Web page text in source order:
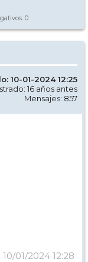
0
10-01-2024 12:25
16 años antes
Mensajes: 857
01/2024 12:28